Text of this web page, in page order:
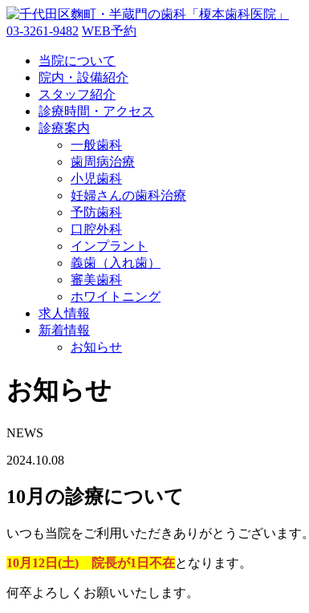
03-3261-9482 WEB予約
当院について
院内・設備紹介
スタッフ紹介
診療時間・アクセス
診療案内
一般歯科
歯周病治療
小児歯科
妊婦さんの歯科治療
予防歯科
口腔外科
インプラント
義歯（入れ歯）
審美歯科
ホワイトニング
求人情報
新着情報
お知らせ
お知らせ
NEWS
2024.10.08
10月の診療について
いつも当院をご利用いただきありがとうございます。
10月12日(土) 院長が1日不在となります。
何卒よろしくお願いいたします。